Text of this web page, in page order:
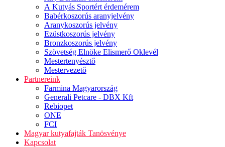
A Kutyás Sportért érdemérem
Babérkoszorús aranyjelvény
Aranykoszorús jelvény
Ezüstkoszorús jelvény
Bronzkoszorús jelvény
Szövetség Elnöke Elismerő Oklevél
Mestertenyésztő
Mestervezető
Partnereink
Farmina Magyarország
Generali Petcare - DBX Kft
Rebiopet
ONE
FCI
Magyar kutyafajták Tanösvénye
Kapcsolat